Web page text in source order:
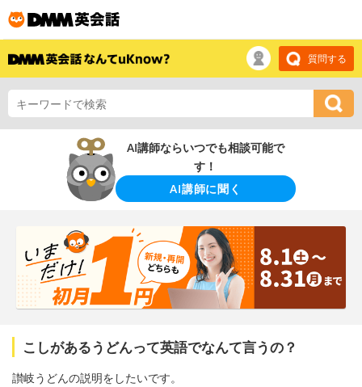
質問する
AI講師ならいつでも相談可能で
す！
AI講師に聞く
こしがあるうどんって英語でなんて言うの？
讃岐うどんの説明をしたいです。